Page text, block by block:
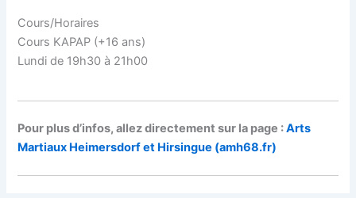
Cours/Horaires
Cours KAPAP (+16 ans)
Lundi de 19h30 à 21h00
Pour plus d’infos, allez directement sur la page :Arts
Martiaux Heimersdorf et Hirsingue (amh68.fr)